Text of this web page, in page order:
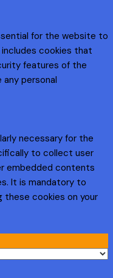
for the website to
cookies that
features of the
personal
necessary for the
to collect user
embedded contents
It is mandatory to
these cookies on your